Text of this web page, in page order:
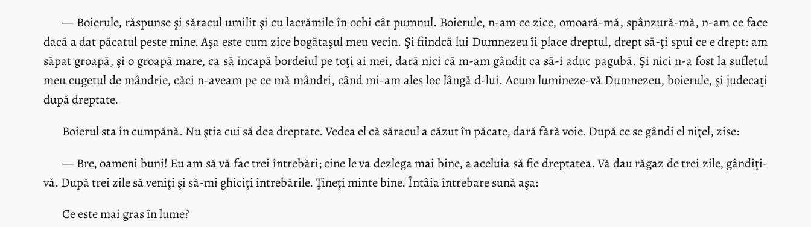
— Boierule, răspunse şi săracul umilit şi cu lacrămile în ochi cât pumnul. Boierule, n-am ce zice, omoară-mă, spânzură-mă, n-am ce face
dacă a dat păcatul peste mine. Aşa este cum zice bogătaşul meu vecin. Şi fiindcă lui Dumnezeu îi place dreptul, drept să-ţi spui ce e drept: am
săpat groapă, şi o groapă mare, ca să încapă bordeiul pe toţi ai mei, dară nici că m-am gândit ca să-i aduc pagubă. Şi nici n-a fost la sufletul
meu cugetul de mândrie, căci n-aveam pe ce mă mândri, când mi-am ales loc lângă d-lui. Acum lumineze-vă Dumnezeu, boierule, şi judecaţi
după dreptate.
Boierul sta în cumpănă. Nu ştia cui să dea dreptate. Vedea el că săracul a căzut în păcate, dară fără voie. După ce se gândi el niţel, zise:
— Bre, oameni buni! Eu am să vă fac trei întrebări; cine le va dezlega mai bine, a aceluia să fie dreptatea. Vă dau răgaz de trei zile, gândiţi-
vă. După trei zile să veniţi şi să-mi ghiciţi întrebările. Ţineţi minte bine. Întâia întrebare sună aşa:
Ce este mai gras în lume?